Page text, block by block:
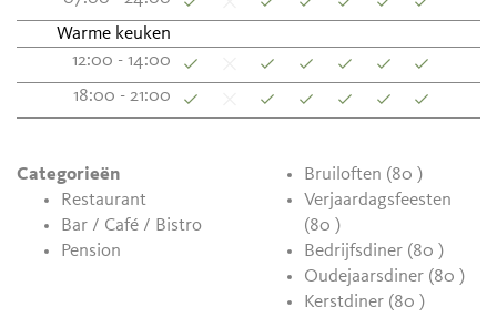
Warme keuken
12:00 - 14:00
18:00 - 21:00
Categorieën
Restaurant
Bar / Café / Bistro
Pension
Bruiloften (80 )
Verjaardagsfeesten
(80 )
Bedrijfsdiner (80 )
Oudejaarsdiner (80 )
Kerstdiner (80 )